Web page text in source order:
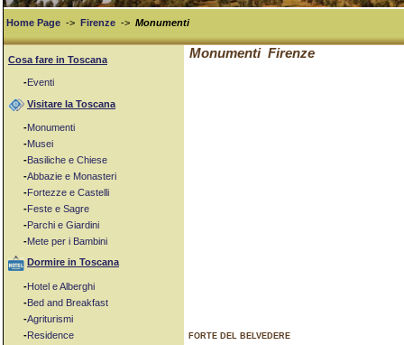
Home Page -> Firenze -> Monumenti
Cosa fare in Toscana
-Eventi
Visitare la Toscana
-Monumenti
-Musei
-Basiliche e Chiese
-Abbazie e Monasteri
-Fortezze e Castelli
-Feste e Sagre
-Parchi e Giardini
-Mete per i Bambini
Dormire in Toscana
-Hotel e Alberghi
-Bed and Breakfast
-Agriturismi
-Residence
Monumenti Firenze
FORTE DEL BELVEDERE